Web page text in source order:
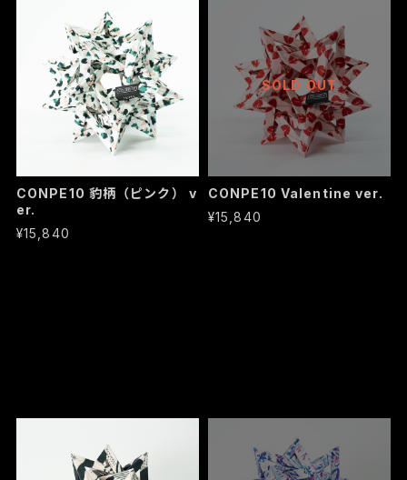
CONPE10 豹柄（ピンク） v
er.
¥15,840
SOLD OUT
CONPE10 Valentine ver.
¥15,840